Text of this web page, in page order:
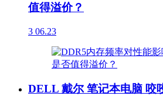
值得溢价？
3 06.23
DELL 戴尔 笔记本电脑 咬